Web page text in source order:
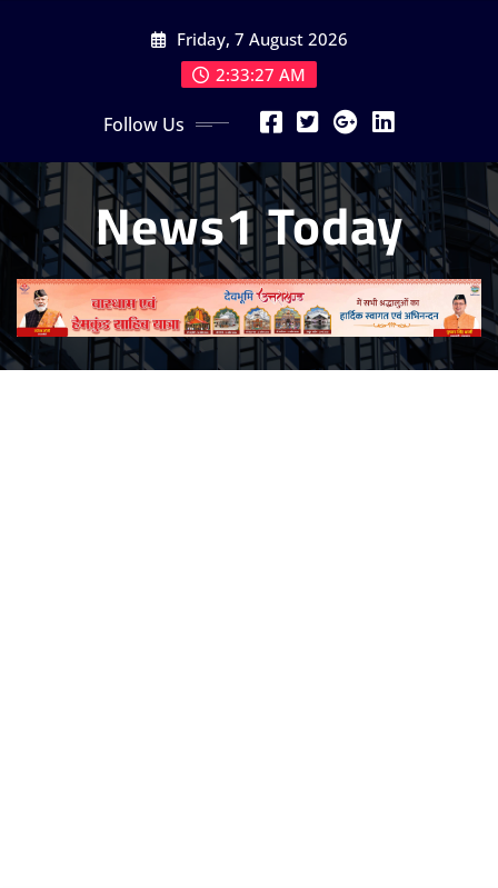
Friday, 7 August 2026
2:33:29 AM
Follow Us
News1 Today